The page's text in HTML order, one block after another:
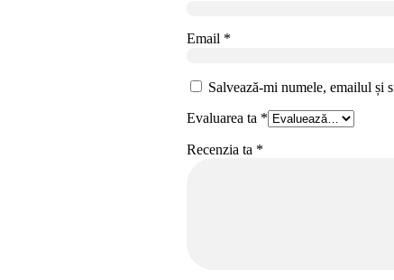
Email *
Salvează-mi numele, emailul și
Evaluarea ta *
Recenzia ta *